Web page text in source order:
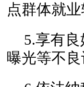
点群体就
5.享有
曝光等不良